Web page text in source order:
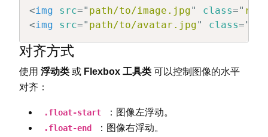
<img src=" path/to/image.jpg" class="
<img src=" path/to/avatar.jpg" class="
对齐方式
使用 浮动类 或 Flexbox 工具类 可以控制图像的水平
对齐：
.float-start ：图像左浮动。
.float-end ：图像右浮动。